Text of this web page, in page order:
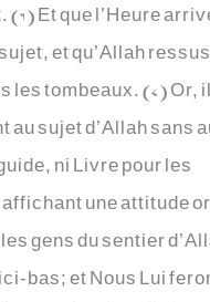
Et que l’Heure
et qu’Allah
les tombeaux. (7) Or,
au sujet d’Allah sans
ni Livre pour les
une attitude
gens du sentier
bas; et Nous Lui